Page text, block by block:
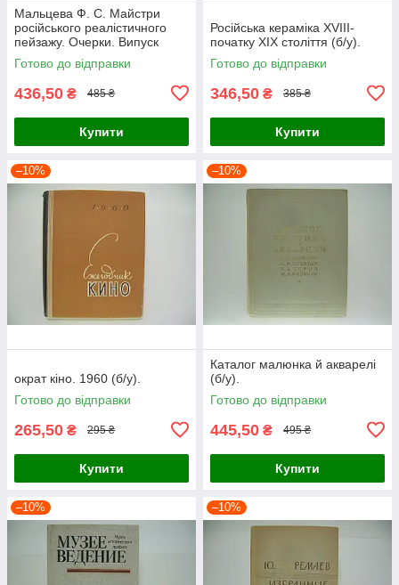
Мальцева Ф. С. Майстри
російського реалістичного
пейзажу. Очерки. Випуск
другий (б/у).
Готово до відправки
436,50 ₴ 485 ₴
Купити
Російська кераміка XVIII-
початку XIX століття (б/у).
Готово до відправки
346,50 ₴ 385 ₴
Купити
–10%
ократ кіно. 1960 (б/у).
Готово до відправки
265,50 ₴ 295 ₴
Купити
–10%
Каталог малюнка й акварелі
(б/у).
Готово до відправки
445,50 ₴ 495 ₴
Купити
–10% –10%